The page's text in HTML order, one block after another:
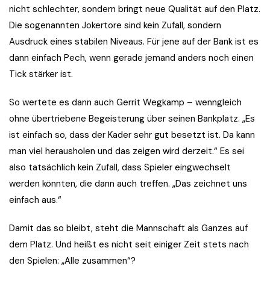
nicht schlechter, sondern bringt neue Qualität auf den Platz.
Die sogenannten Jokertore sind kein Zufall, sondern
Ausdruck eines stabilen Niveaus. Für jene auf der Bank ist es
dann einfach Pech, wenn gerade jemand anders noch einen
Tick stärker ist.
So wertete es dann auch Gerrit Wegkamp – wenngleich
ohne übertriebene Begeisterung über seinen Bankplatz. „Es
ist einfach so, dass der Kader sehr gut besetzt ist. Da kann
man viel herausholen und das zeigen wird derzeit.“ Es sei
also tatsächlich kein Zufall, dass Spieler eingwechselt
werden könnten, die dann auch treffen. „Das zeichnet uns
einfach aus.“
Damit das so bleibt, steht die Mannschaft als Ganzes auf
dem Platz. Und heißt es nicht seit einiger Zeit stets nach
den Spielen: „Alle zusammen“?